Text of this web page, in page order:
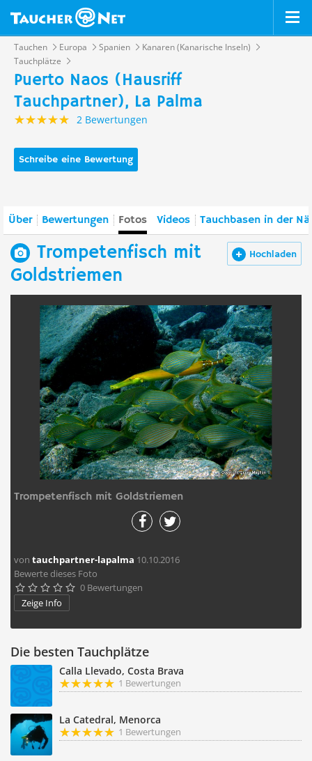
Tauchen Europa Spanien
Kanaren (Kanarische Inseln)
Tauchplätze
Puerto Naos (Hausriff
Tauchpartner), La Palma
2 Bewertungen
Schreibe eine Bewertung
Über Bewertungen Fotos Videos Tauchbasen in der
Hochladen
Trompetenfisch mit
Goldstriemen
Trompetenfisch mit Goldstriemen
von tauchpartner-lapalma 10.10.2016
Bewerte dieses Foto
     0 Bewertungen
Zeige Info
Die besten Tauchplätze
Calla Llevado, Costa Brava
1 Bewertungen
La Catedral, Menorca
1 Bewertungen